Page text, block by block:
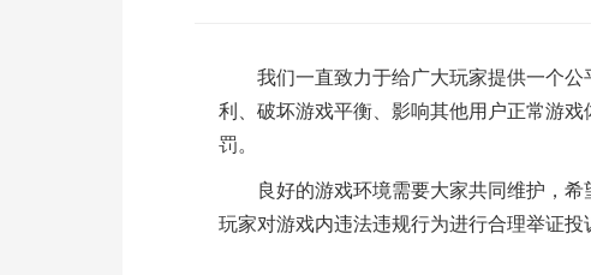
我们一直致力于给广大玩家提供一个
利、破坏游戏平衡、影响其他用户正常游
罚。
良好的游戏环境需要大家共同维护，
玩家对游戏内违法违规行为进行合理举证